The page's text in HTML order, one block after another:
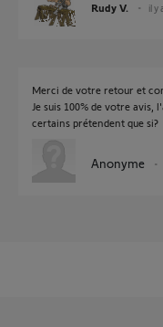
Rudy V. il y
Merci de votre retour et
Je suis 100% de votre
certains prétendent que si?
Anonyme